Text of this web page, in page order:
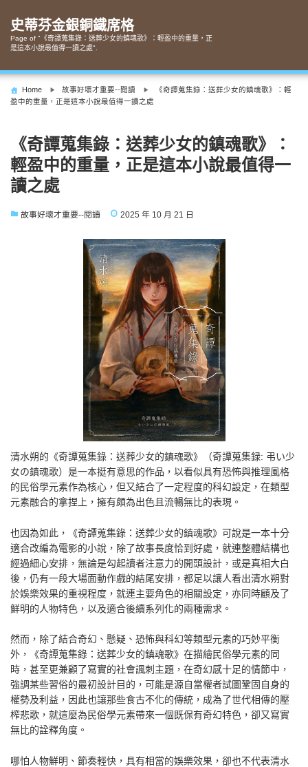
content
史蒂芬金銀銅鐵席格
Page of "《奇譚蒐集錄：送葬少女的鎮魂歌》：輕盈中的重量，正
是這本小說最值得一讀之處".
Home 故事好壞才重要--閱讀
《奇譚蒐集錄：送葬少女的鎮魂歌》：輕
盈中的重量，正是這本小說最值得一讀之處
《奇譚蒐集錄：送葬少女的鎮魂歌》：
輕盈中的重量，正是這本小說最值得一
讀之處
故事好壞才重要--閱讀 2025 年 10 月 21 日
清水朔的《奇譚蒐集錄：送葬少女的鎮魂歌》（奇譚蒐集録: 弔い少
女の鎮魂歌）是一本挺有意思的作品，以看似具有恐怖與推理風格
的民俗學元素作為核心，但又結合了一定程度的科幻設定，在類型
元素融合的拿捏上，擁有頗為出色且流暢無比的表現。
也因為如此，《奇譚蒐集錄：送葬少女的鎮魂歌》可說是一本十分
適合改編為電影的小說，除了故事長度恰到好處，就連整體結構也
經過細心安排，無論是勾起讀者注意力的開頭設計，或是真相大白
後，仍有一段大場面動作戲的結尾安排，都足以讓人看出清水朔對
於娛樂效果的重視程度，就連主要角色的相關設定，亦同時顧及了
鮮明的人物特色，以及適合後續系列化的兩種需求。
然而，除了結合奇幻、懸疑、恐怖與科幻等類型元素的巧妙平衡
外，《奇譚蒐集錄：送葬少女的鎮魂歌》在描繪民俗學元素的同
時，甚至更兼顧了寫實的社會諷刺主題，在奇幻感十足的情節中，
強調某些習俗的最初設計目的，可能是源自當權者試圖鞏固自身的
權勢及利益，因此也讓那些食古不化的傳統，成為了世代相傳的壓
榨悲歌，就這麼為民俗學元素帶來一個既保有奇幻特色，卻又寫實
無比的詮釋角度。
哪怕人物鮮明、節奏輕快，具有相當的娛樂效果，卻也不代表清水